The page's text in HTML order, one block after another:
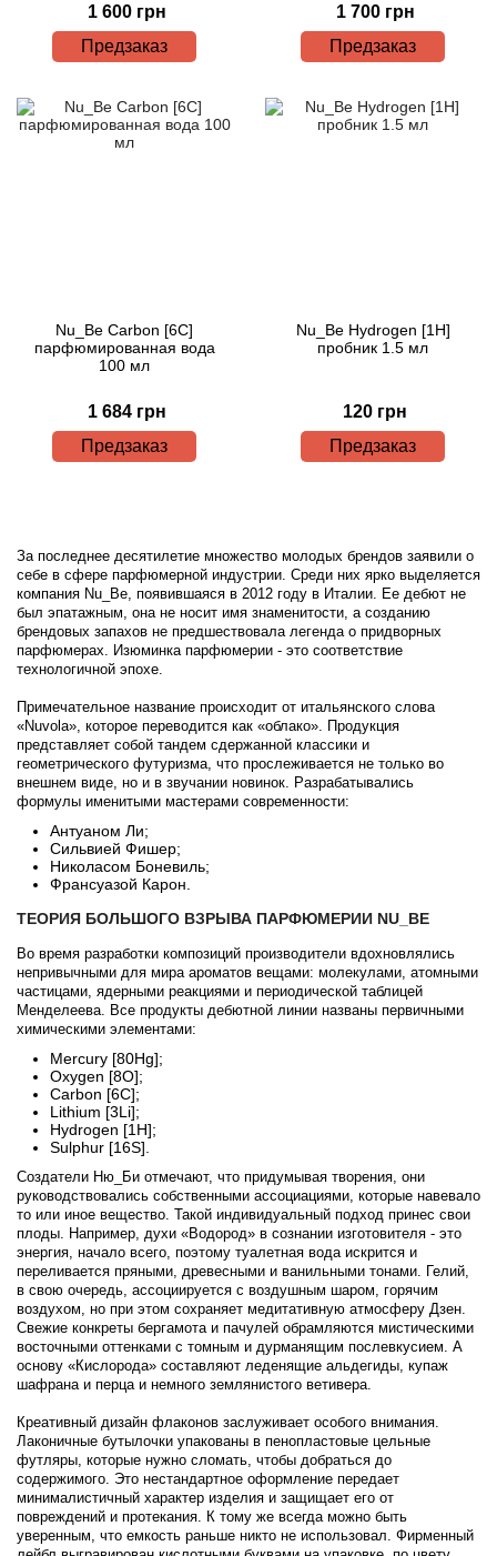
1 600 грн
Предзаказ
1 700 грн
Предзаказ
Nu_Be Carbon [6C]
парфюмированная вода
100 мл
1 684 грн
Предзаказ
Nu_Be Hydrogen [1H]
пробник 1.5 мл
120 грн
Предзаказ
За последнее десятилетие множество молодых брендов заявили о
себе в сфере парфюмерной индустрии. Среди них ярко выделяется
компания Nu_Be, появившаяся в 2012 году в Италии. Ее дебют не
был эпатажным, она не носит имя знаменитости, а созданию
брендовых запахов не предшествовала легенда о придворных
парфюмерах. Изюминка парфюмерии - это соответствие
технологичной эпохе.
Примечательное название происходит от итальянского слова
«Nuvola», которое переводится как «облако». Продукция
представляет собой тандем сдержанной классики и
геометрического футуризма, что прослеживается не только во
внешнем виде, но и в звучании новинок. Разрабатывались
формулы именитыми мастерами современности:
Антуаном Ли;
Сильвией Фишер;
Николасом Боневиль;
Франсуазой Карон.
ТЕОРИЯ БОЛЬШОГО ВЗРЫВА ПАРФЮМЕРИИ NU_BE
Во время разработки композиций производители вдохновлялись
непривычными для мира ароматов вещами: молекулами, атомными
частицами, ядерными реакциями и периодической таблицей
Менделеева. Все продукты дебютной линии названы первичными
химическими элементами:
Mercury [80Hg];
Oxygen [8O];
Carbon [6C];
Lithium [3Li];
Hydrogen [1H];
Sulphur [16S].
Создатели Ню_Би отмечают, что придумывая творения, они
руководствовались собственными ассоциациями, которые навевало
то или иное вещество. Такой индивидуальный подход принес свои
плоды. Например, духи «Водород» в сознании изготовителя - это
энергия, начало всего, поэтому туалетная вода искрится и
переливается пряными, древесными и ванильными тонами. Гелий,
в свою очередь, ассоциируется с воздушным шаром, горячим
воздухом, но при этом сохраняет медитативную атмосферу Дзен.
Свежие конкреты бергамота и пачулей обрамляются мистическими
восточными оттенками с томным и дурманящим послевкусием. А
основу «Кислорода» составляют леденящие альдегиды, купаж
шафрана и перца и немного землянистого ветивера.
Креативный дизайн флаконов заслуживает особого внимания.
Лаконичные бутылочки упакованы в пенопластовые цельные
футляры, которые нужно сломать, чтобы добраться до
содержимого. Это нестандартное оформление передает
минималистичный характер изделия и защищает его от
повреждений и протекания. К тому же всегда можно быть
уверенным, что емкость раньше никто не использовал. Фирменный